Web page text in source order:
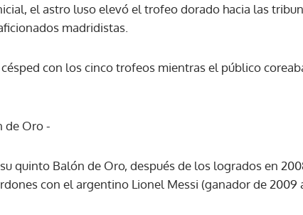
el astro luso elevó el trofeo dorado hacia las
madridistas.
con los cinco trofeos mientras el público
de Oro -
quinto Balón de Oro, después de los logrados en
con el argentino Lionel Messi (ganador de 2009 a